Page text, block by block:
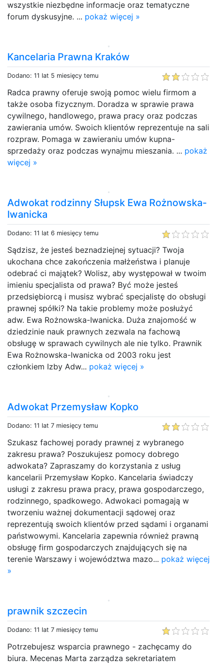
wszystkie niezbędne informacje oraz tematyczne
forum dyskusyjne. ... pokaż więcej »
Kancelaria Prawna Kraków
Dodano: 11 lat 5 miesięcy temu
Radca prawny oferuje swoją pomoc wielu firmom a
także osoba fizycznym. Doradza w sprawie prawa
cywilnego, handlowego, prawa pracy oraz podczas
zawierania umów. Swoich klientów reprezentuje na sali
rozpraw. Pomaga w zawieraniu umów kupna-
sprzedaży oraz podczas wynajmu mieszania. ... pokaż
więcej »
Adwokat rodzinny Słupsk Ewa Rożnowska-
Iwanicka
Dodano: 11 lat 6 miesięcy temu
Sądzisz, że jesteś beznadziejnej sytuacji? Twoja
ukochana chce zakończenia małżeństwa i planuje
odebrać ci majątek? Wolisz, aby występował w twoim
imieniu specjalista od prawa? Być może jesteś
przedsiębiorcą i musisz wybrać specjalistę do obsługi
prawnej spółki? Na takie problemy może posłużyć
adw. Ewa Rożnowska-Iwanicka. Duża znajomość w
dziedzinie nauk prawnych zezwala na fachową
obsługę w sprawach cywilnych ale nie tylko. Prawnik
Ewa Rożnowska-Iwanicka od 2003 roku jest
członkiem Izby Adw... pokaż więcej »
Adwokat Przemysław Kopko
Dodano: 11 lat 7 miesięcy temu
Szukasz fachowej porady prawnej z wybranego
zakresu prawa? Poszukujesz pomocy dobrego
adwokata? Zapraszamy do korzystania z usług
kancelarii Przemysław Kopko. Kancelaria świadczy
usługi z zakresu prawa pracy, prawa gospodarczego,
rodzinnego, spadkowego. Adwokaci pomagają w
tworzeniu ważnej dokumentacji sądowej oraz
reprezentują swoich klientów przed sądami i organami
państwowymi. Kancelaria zapewnia również prawną
obsługę firm gospodarczych znajdujących się na
terenie Warszawy i województwa mazo... pokaż więcej
»
prawnik szczecin
Dodano: 11 lat 7 miesięcy temu
Potrzebujesz wsparcia prawnego - zachęcamy do
biura. Mecenas Marta zarządza sekretariatem